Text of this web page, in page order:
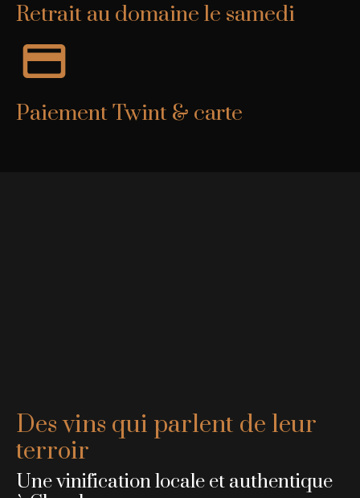
Retrait au domaine le samedi
Paiement Twint & carte
Des vins qui parlent de leur
terroir
Une vinification locale et authentique